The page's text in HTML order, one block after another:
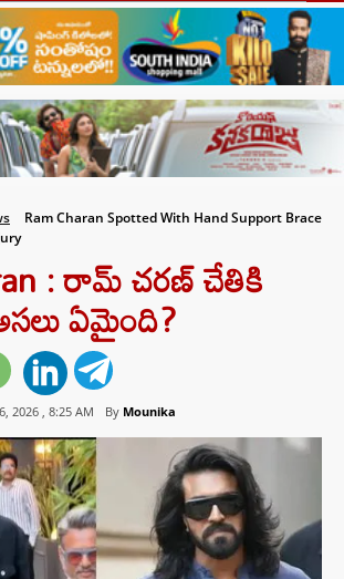
Ram Charan Spotted With Hand Support Brace
: రామ్ చరణ్ చేతికి
ఏమైంది?
2026 , 8:25 AM By Mounika